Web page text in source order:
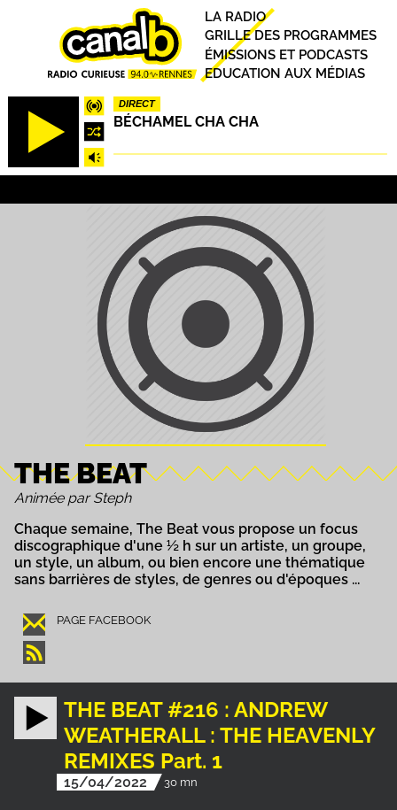
DIRECT
BÉCHAMEL CHA CHA
Principal
LA RADIO
GRILLE DES PROGRAMMES
ÉMISSIONS ET PODCASTS
EDUCATION AUX MÉDIAS
THE BEAT
Animée par Steph
Chaque semaine, The Beat vous propose un focus
discographique d'une ½ h sur un artiste, un groupe,
un style, un album, ou bien encore une thématique
sans barrières de styles, de genres ou d'époques ...
PAGE FACEBOOK
THE BEAT #216 : ANDREW
WEATHERALL : THE HEAVENLY
REMIXES Part. 1
15/04/2022 30 mn